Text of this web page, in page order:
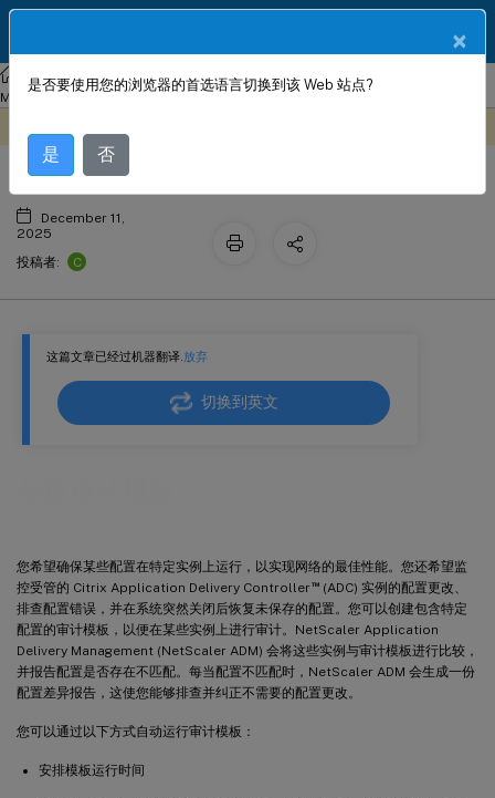
NetScalerConsole 本地部署
NetScaler Application Delivery
Management 13.1
这篇文章已经过机器翻译.放弃
切换到英文
您希望确保某些配置在特定实例上运行，以实现网络的最佳性能。您还希望监
控受管的 Citrix Application Delivery Controller™(ADC) 实例的配置更改、
排查配置错误，并在系统突然关闭后恢复未保存的配置。您可以创建包含特定
配置的审计模板，以便在某些实例上进行审计。NetScaler Application
Delivery Management (NetScaler ADM) 会将这些实例与审计模板进行比较，
并报告配置是否存在不匹配。每当配置不匹配时，NetScaler ADM 会生成一份
配置差异报告，这使您能够排查并纠正不需要的配置更改。
您可以通过以下方式自动运行审计模板：
安排模板运行时间
创建审计模板
December 11,
2025
投稿者:
C
×
是否要使用您的浏览器的首选语言切换到该 Web 站点?
是 否